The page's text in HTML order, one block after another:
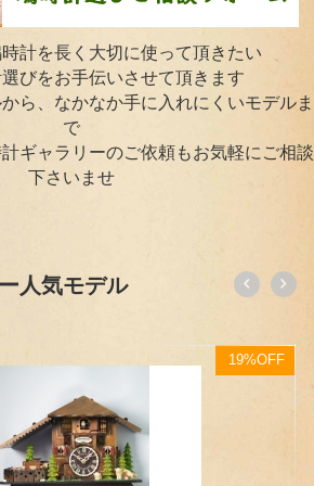
計を長く大切に使って頂きたい
びをお手伝いさせて頂きます
ら、なかなか手に入れにくいモデルま
で
ギャラリーのご依頼もお気軽にご相談
下さいませ
人気モデル
13%OFF
【待望の新作スケルトンモデル】山小屋鳩時計 1日巻 EN240（小型）
77,000 円